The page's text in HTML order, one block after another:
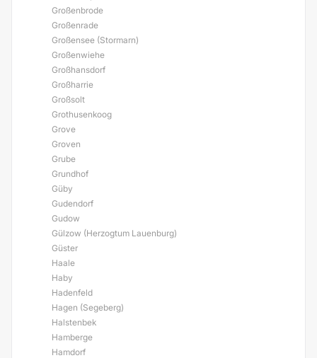
Großenbrode
Großenrade
Großensee (Stormarn)
Großenwiehe
Großhansdorf
Großharrie
Großsolt
Grothusenkoog
Grove
Groven
Grube
Grundhof
Güby
Gudendorf
Gudow
Gülzow (Herzogtum Lauenburg)
Güster
Haale
Haby
Hadenfeld
Hagen (Segeberg)
Halstenbek
Hamberge
Hamdorf